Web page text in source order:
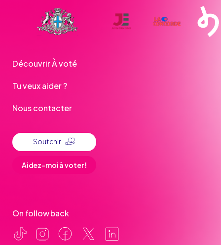
Découvrir À voté
Tu veux aider ?
Nous contacter
Soutenir
Aidez-moi à voter !
On follow back